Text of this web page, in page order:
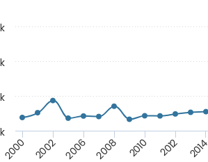
2000 2002 2006 2008 2010 2012 2014